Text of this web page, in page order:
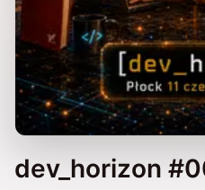
dev_horizon